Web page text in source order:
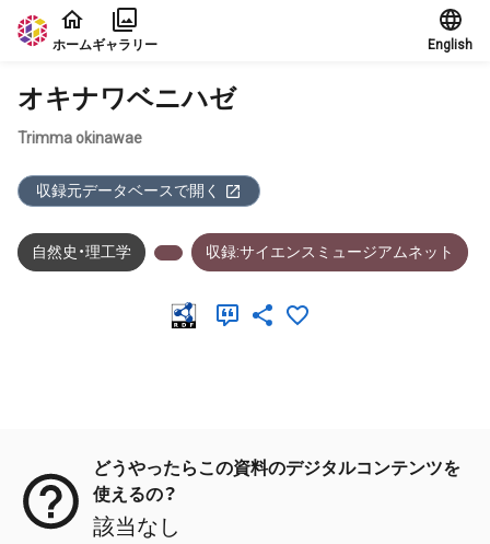
本文に飛ぶ
ホームギャラリー English
オキナワベニハゼ
Trimma okinawae
収録元データベースで開く
自然史・理工学 収録:サイエンスミュージアムネット
どうやったらこの資料のデジタルコンテンツを
使えるの？
該当なし